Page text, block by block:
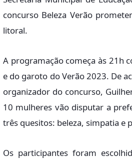
concurso Beleza Verão
litoral.
A programação começa às 21h
e do garoto do Verão 2023. De
organizador do concurso,
10 mulheres vão disputar a
três quesitos: beleza, simpatia e
Os participantes foram